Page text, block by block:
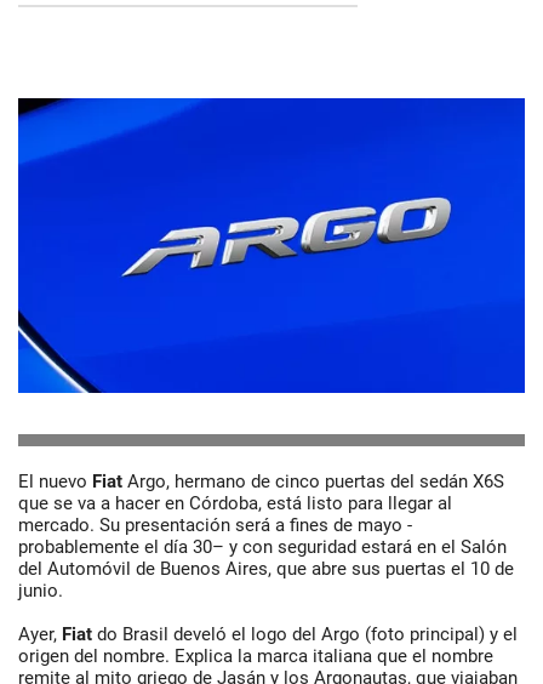
El nuevo Fiat Argo, hermano de cinco puertas del sedán X6S
que se va a hacer en Córdoba, está listo para llegar al
mercado. Su presentación será a fines de mayo -
probablemente el día 30– y con seguridad estará en el Salón
del Automóvil de Buenos Aires, que abre sus puertas el 10 de
junio.
Ayer, Fiat do Brasil develó el logo del Argo (foto principal) y el
origen del nombre. Explica la marca italiana que el nombre
remite al mito griego de Jasán y los Argonautas, que viajaban